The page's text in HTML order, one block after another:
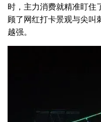
时，主力消费就精准盯住
顾了网红打卡景观与尖叫
越强。